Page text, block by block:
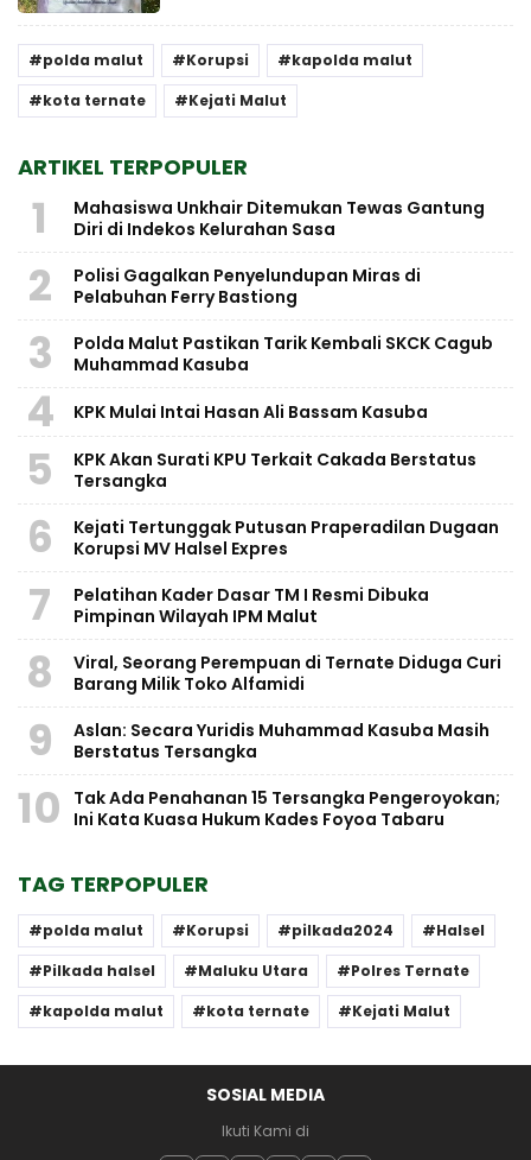
polda malut Korupsi
kapolda malut
kota ternate
Kejati Malut
ARTIKEL TERPOPULER
1
Mahasiswa Unkhair Ditemukan Tewas Gantung
Diri di Indekos Kelurahan Sasa
2
Polisi Gagalkan Penyelundupan Miras di
Pelabuhan Ferry Bastiong
3
Polda Malut Pastikan Tarik Kembali SKCK Cagub
Muhammad Kasuba
4 KPK Mulai Intai Hasan Ali Bassam Kasuba
5
KPK Akan Surati KPU Terkait Cakada Berstatus
Tersangka
6
Kejati Tertunggak Putusan Praperadilan Dugaan
Korupsi MV Halsel Expres
7
Pelatihan Kader Dasar TM I Resmi Dibuka
Pimpinan Wilayah IPM Malut
8
Viral, Seorang Perempuan di Ternate Diduga Curi
Barang Milik Toko Alfamidi
9
Aslan: Secara Yuridis Muhammad Kasuba Masih
Berstatus Tersangka
10
Tak Ada Penahanan 15 Tersangka Pengeroyokan;
Ini Kata Kuasa Hukum Kades Foyoa Tabaru
TAG TERPOPULER
polda malut Korupsi pilkada2024
Halsel
Pilkada halsel
Maluku Utara
Polres Ternate
kapolda malut
kota ternate Kejati Malut
SOSIAL MEDIA
Ikuti Kami di